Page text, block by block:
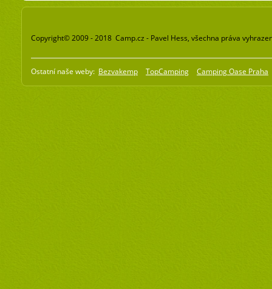
Copyright© 2009 - 2018 Camp.cz - Pavel Hess, všechna práva
Ostatní naše weby: Bezvakemp TopCamping Camping Oase Praha